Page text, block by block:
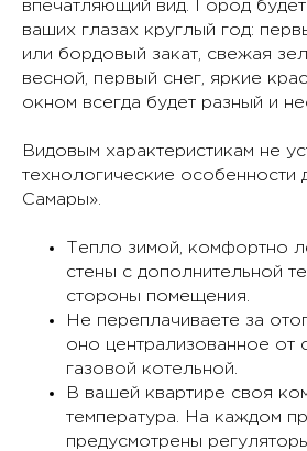
впечатляющий вид. Город будет
ваших глазах круглый год:
или бордовый закат, свежая
весной, первый снег, яркие
окном всегда будет разный и
Видовым характеристикам не
технологические особенности
Самары».
Тепло зимой, комфортно
стены с дополнительной
стороны помещения.
Не переплачиваете за
оно централизованное от
газовой котельной.
В вашей квартире своя
температура. На каждом
предусмотрены